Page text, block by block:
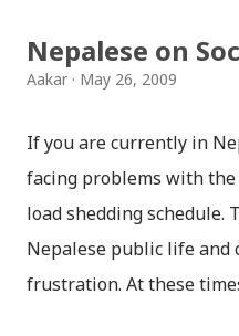
Nepalese on
Aakar May 26, 2009
If you are currently in
facing problems with
load shedding schedule.
Nepalese public life and
frustration. At these